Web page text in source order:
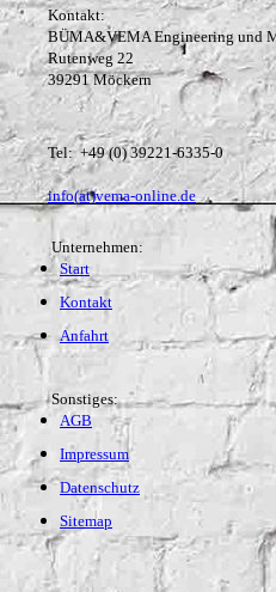
Kontakt:
BÜMA&VEMA Engineering und
Rutenweg 22
39291 Möckern
Tel: +49 (0) 39221-6335-0
info(at)vema-online.de
Unternehmen:
Start
Kontakt
Anfahrt
Sonstiges:
AGB
Impressum
Datenschutz
Sitemap